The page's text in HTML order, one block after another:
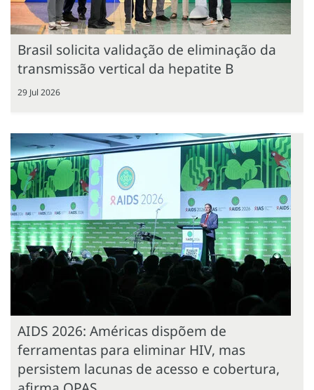
Brasil solicita validação de eliminação da
transmissão vertical da hepatite B
29 Jul 2026
AIDS 2026: Américas dispõem de
ferramentas para eliminar HIV, mas
persistem lacunas de acesso e cobertura,